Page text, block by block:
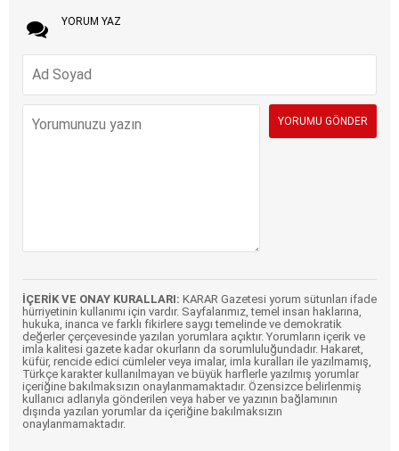
YORUM YAZ
İÇERİK VE ONAY KURALLARI: KARAR Gazetesi yorum sütunları ifade
hürriyetinin kullanımı için vardır. Sayfalarımız, temel insan haklarına,
hukuka, inanca ve farklı fikirlere saygı temelinde ve demokratik
değerler çerçevesinde yazılan yorumlara açıktır. Yorumların içerik ve
imla kalitesi gazete kadar okurların da sorumluluğundadır. Hakaret,
küfür, rencide edici cümleler veya imalar, imla kuralları ile yazılmamış,
Türkçe karakter kullanılmayan ve büyük harflerle yazılmış yorumlar
içeriğine bakılmaksızın onaylanmamaktadır. Özensizce belirlenmiş
kullanıcı adlarıyla gönderilen veya haber ve yazının bağlamının
dışında yazılan yorumlar da içeriğine bakılmaksızın
onaylanmamaktadır.